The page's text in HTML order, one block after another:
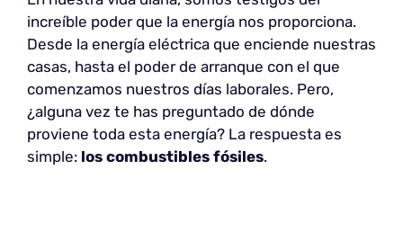
increíble poder que la energía nos proporciona.
Desde la energía eléctrica que enciende nuestras
casas, hasta el poder de arranque con el que
comenzamos nuestros días laborales. Pero,
¿alguna vez te has preguntado de dónde
proviene toda esta energía? La respuesta es
simple: los combustibles fósiles.